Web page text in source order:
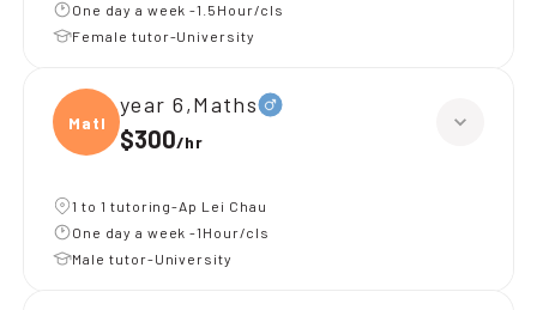
One day a week -1.5Hour/cls
Female tutor-University
Maths
year 6,Maths
$300/hr
1 to 1 tutoring-Ap Lei Chau
One day a week -1Hour/cls
Male tutor-University